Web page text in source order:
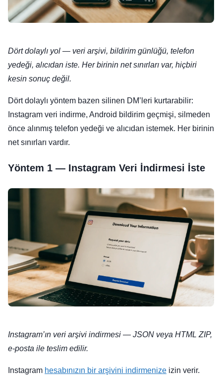
Dört dolaylı yol — veri arşivi, bildirim günlüğü, telefon
yedeği, alıcıdan iste. Her birinin net sınırları var, hiçbiri
kesin sonuç değil.
Dört dolaylı yöntem bazen silinen DM’leri kurtarabilir:
Instagram veri indirme, Android bildirim geçmişi, silmeden
önce alınmış telefon yedeği ve alıcıdan istemek. Her birinin
net sınırları vardır.
Yöntem 1 — Instagram Veri İndirmesi İste
Instagram’ın veri arşivi indirmesi — JSON veya HTML ZIP,
e-posta ile teslim edilir.
Instagram hesabınızın bir arşivini indirmenize izin verir.